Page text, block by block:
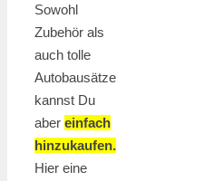
Sowohl
Zubehör als
auch tolle
Autobausätze
kannst Du
aber einfach
hinzukaufen.
Hier eine